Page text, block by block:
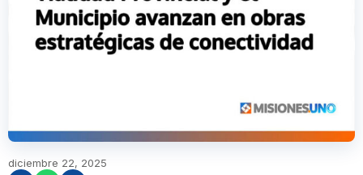
diciembre 22, 2025